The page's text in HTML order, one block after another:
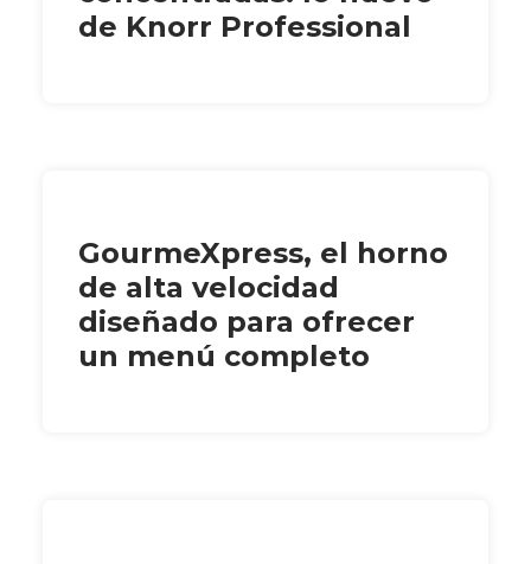
de Knorr Professional
GourmeXpress, el horno
de alta velocidad
diseñado para ofrecer
un menú completo